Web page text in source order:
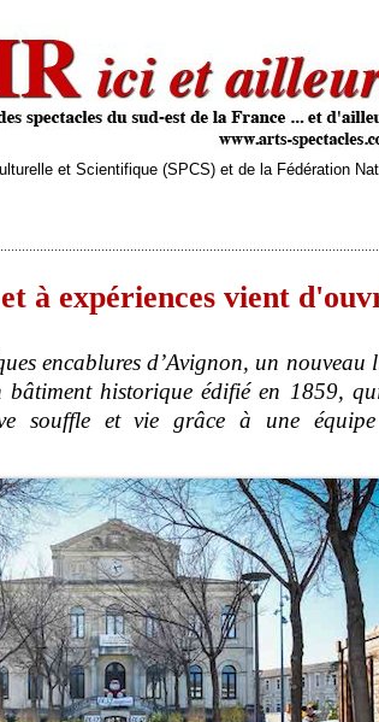
et Scientifique (SPCS) et de la Fédération
à expériences vient
encablures d’Avignon, un nouveau
bâtiment historique édifié en 1859,
souffle et vie grâce à une équipe